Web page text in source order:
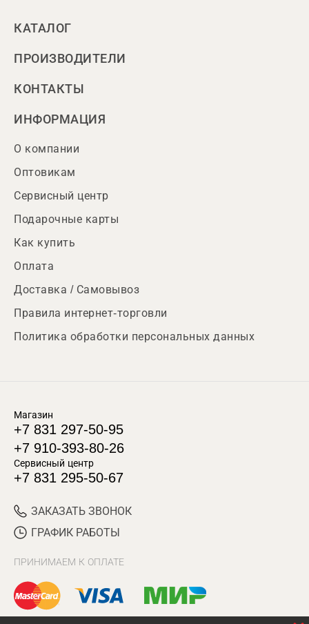
КАТАЛОГ
ПРОИЗВОДИТЕЛИ
КОНТАКТЫ
ИНФОРМАЦИЯ
О компании
Оптовикам
Сервисный центр
Подарочные карты
Как купить
Оплата
Доставка / Самовывоз
Правила интернет-торговли
Политика обработки персональных данных
Магазин
+7 831 297-50-95
+7 910-393-80-26
Сервисный центр
+7 831 295-50-67
ЗАКАЗАТЬ ЗВОНОК
ГРАФИК РАБОТЫ
ПРИНИМАЕМ К ОПЛАТЕ